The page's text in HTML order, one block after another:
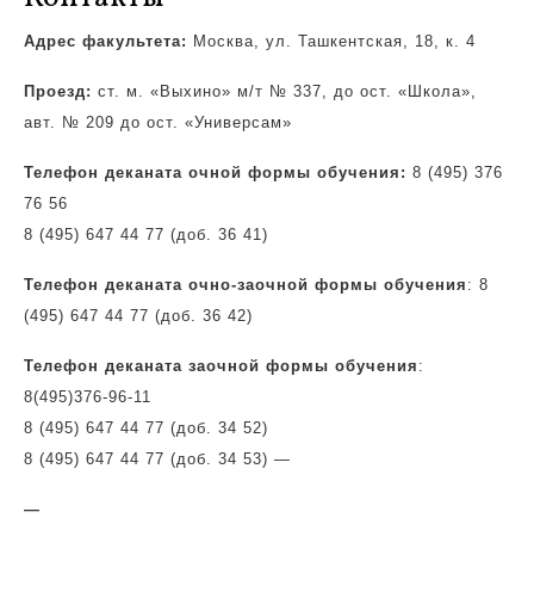
Адрес факультета: Москва, ул. Ташкентская, 18, к. 4
Проезд: ст. м. «Выхино» м/т № 337, до ост. «Школа»,
авт. № 209 до ост. «Универсам»
Телефон деканата очной формы обучения: 8 (495) 376
76 56
8 (495) 647 44 77 (доб. 36 41)
Телефон деканата очно-заочной формы обучения : 8
(495) 647 44 77 (доб. 36 42)
Телефон деканата заочной формы обучения :
8(495)376-96-11
8 (495) 647 44 77 (доб. 34 52)
8 (495) 647 44 77 (доб. 34 53) —
—